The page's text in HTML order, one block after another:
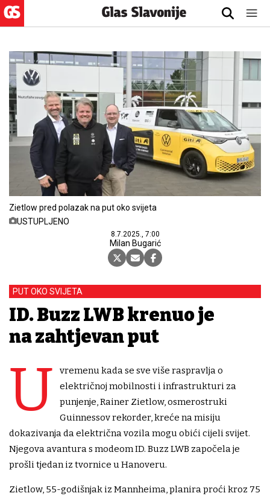
Zietlow pred polazak na put oko svijeta
USTUPLJENO
8.7.2025., 7:00
Milan Bugarić
PUT OKO SVIJETA
ID. Buzz LWB krenuo je
na zahtjevan put
U
vremenu kada se sve više raspravlja o
električnoj mobilnosti i infrastrukturi za
punjenje, Rainer Zietlow, osmerostruki
Guinnessov rekorder, kreće na misiju
dokazivanja da električna vozila mogu obići cijeli svijet.
Njegova avantura s modeom ID. Buzz LWB započela je
prošli tjedan iz tvornice u Hanoveru.
Zietlow, 55-godišnjak iz Mannheima, planira proći kroz 75